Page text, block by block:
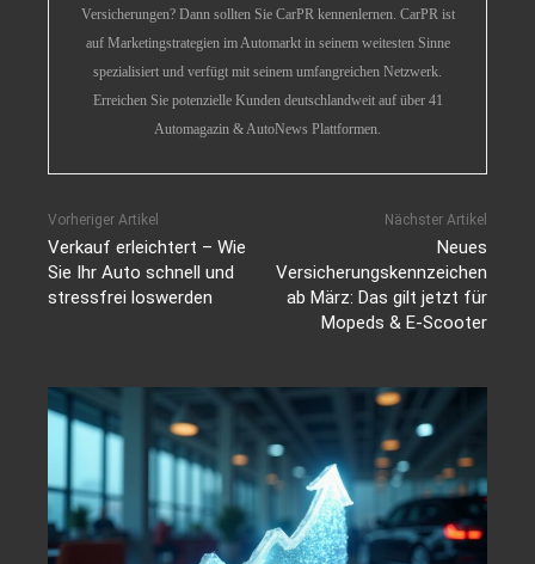
Versicherungen? Dann sollten Sie CarPR kennenlernen. CarPR ist
auf Marketingstrategien im Automarkt in seinem weitesten Sinne
spezialisiert und verfügt mit seinem umfangreichen Netzwerk.
Erreichen Sie potenzielle Kunden deutschlandweit auf über 41
Automagazin & AutoNews Plattformen.
Vorheriger Artikel
Verkauf erleichtert – Wie
Sie Ihr Auto schnell und
stressfrei loswerden
Nächster Artikel
Neues
Versicherungskennzeichen
ab März: Das gilt jetzt für
Mopeds & E-Scooter